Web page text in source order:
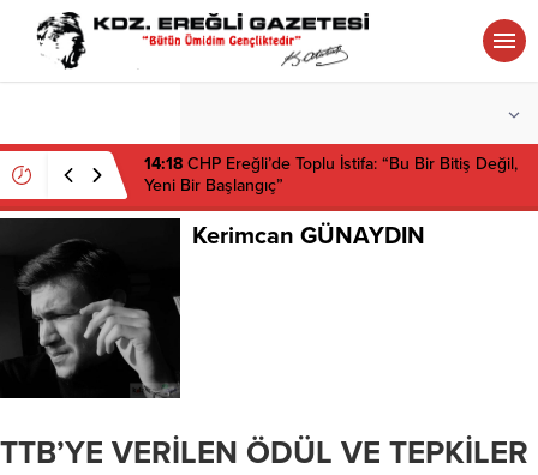
14:18 CHP Ereğli’de Toplu İstifa: “Bu Bir Bitiş Değil,
Yeni Bir Başlangıç”
Kerimcan GÜNAYDIN
TTB’YE VERİLEN ÖDÜL VE TEPKİLER